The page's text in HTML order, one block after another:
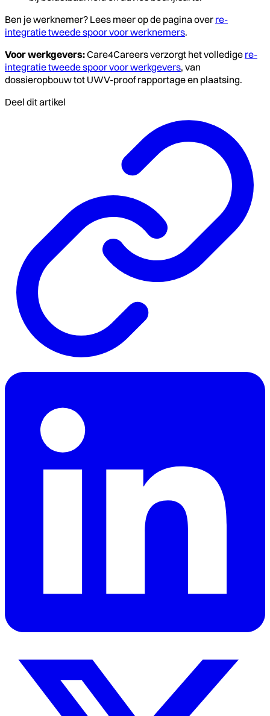
Ben je werknemer? Lees meer op de pagina over re-
integratie tweede spoor voor werknemers.
Voor werkgevers:Care4Careers verzorgt het volledige re-
integratie tweede spoor voor werkgevers, van
dossieropbouw tot UWV-proof rapportage en plaatsing.
Deel dit artikel